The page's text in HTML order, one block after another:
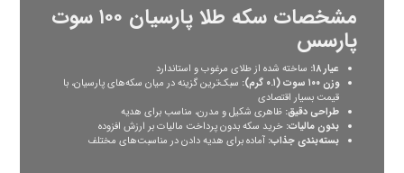
مشخصات سکه طلا پارسیان ۱۰۰ سوت
پارسس
عیار ۱۸:
ساخته شده از طلای مرغوب و استاندارد
وزن ۱۰۰ سوت (۰.۱ گرم):
سبک‌ترین گزینه در میان سکه‌های پارسیان، با
قیمت بسیار اقتصادی
طراحی دقیق: ظاهری شکیل و مدرن، مناسب برای هدیه
بدون مالیات: خرید سکه بدون پرداخت مالیات بر ارزش افزوده
بسته‌بندی جذاب: آماده برای هدیه دادن در مناسبت‌های مختلف